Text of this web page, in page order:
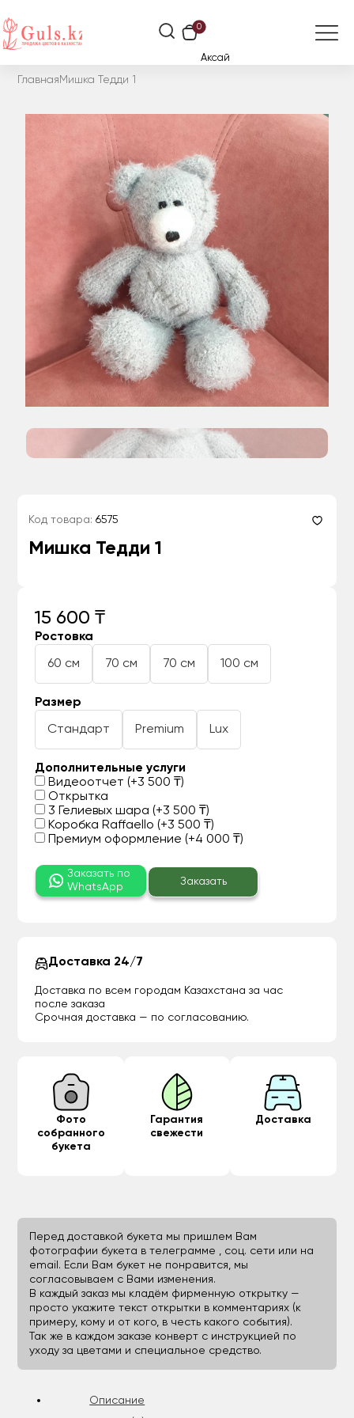
0
Аксай
Главная Мишка Тедди 1
Код товара: 6575
Мишка Тедди 1
15 600 ₸
Ростовка
60 см 70 см 70 см 100 см
Размер
Стандарт Premium Lux
Дополнительные услуги
Видеоотчет (+3 500 ₸)
Открытка
3 Гелиевых шара (+3 500 ₸)
Коробка Raffaello (+3 500 ₸)
Премиум оформление (+4 000 ₸)
Заказать по
WhatsApp
Заказать
Доставка 24/7
Доставка по всем городам Казахстана за час
после заказа
Срочная доставка — по согласованию.
Фото
собранного
букета
Гарантия
свежести
Доставка
Перед доставкой букета мы пришлем Вам
фотографии букета в телеграмме , соц. сети или на
email. Если Вам букет не понравится, мы
согласовываем с Вами изменения.
В каждый заказ мы кладём фирменную открытку —
просто укажите текст открытки в комментариях (к
примеру, кому и от кого, в честь какого события).
Так же в каждом заказе конверт с инструкцией по
уходу за цветами и специальное средство.
Описание